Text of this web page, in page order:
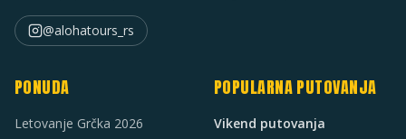
@alohatours_rs
PONUDA
Letovanje Grčka 2026
POPULARNA PUTOVANJA
Vikend putovanja